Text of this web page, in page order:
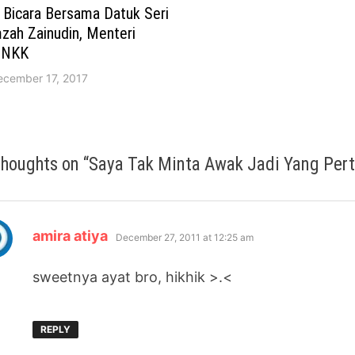
Bicara Bersama Datuk Seri
Zainudin, Menteri
17, 2017
on “Saya Tak Minta Awak Jadi Yang
amira atiya says:
December 27, 2011 at 12:25 am
sweetnya ayat bro, hikhik >.<
REPLY